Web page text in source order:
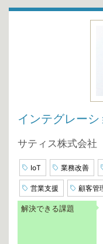
インテグレー
サティス株式会社
IoT 業務改善
営業支援 顧客管
解決できる課題